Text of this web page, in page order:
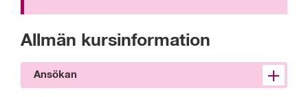
Allmän kursinformation
Ansökan